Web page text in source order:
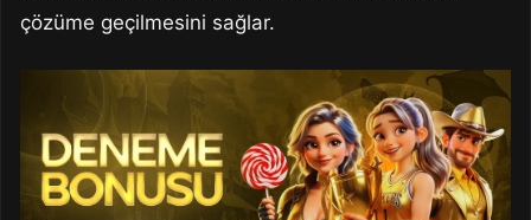
çözüme geçilmesini sağlar.